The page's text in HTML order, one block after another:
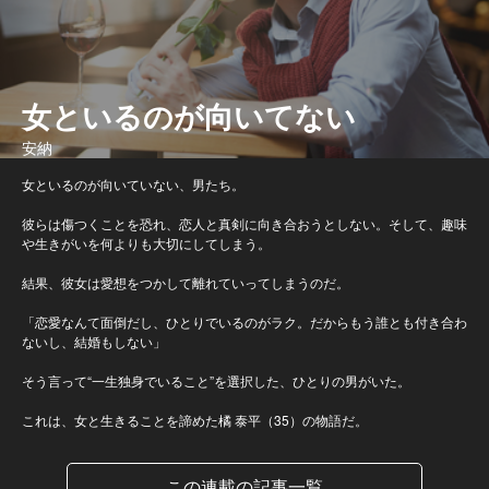
女といるのが向いてない
安納
女といるのが向いていない、男たち。
彼らは傷つくことを恐れ、恋人と真剣に向き合おうとしない。そして、趣味
や生きがいを何よりも大切にしてしまう。
結果、彼女は愛想をつかして離れていってしまうのだ。
「恋愛なんて面倒だし、ひとりでいるのがラク。だからもう誰とも付き合わ
ないし、結婚もしない」
そう言って“一生独身でいること”を選択した、ひとりの男がいた。
これは、女と生きることを諦めた橘 泰平（35）の物語だ。